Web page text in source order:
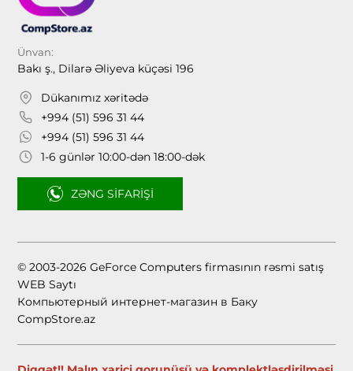
Ünvan:
Bakı ş., Dilarə Əliyeva küçəsi 196
Dükanımız xəritədə
+994 (51) 596 31 44
+994 (51) 596 31 44
1-6 günlər 10:00-dən 18:00-dək
ZƏNG SIFARIŞI
© 2003-2026 GeForce Computers firmasının rəsmi satış
WEB Saytı
Компьютерный интернет-магазин в Баку
CompStore.az